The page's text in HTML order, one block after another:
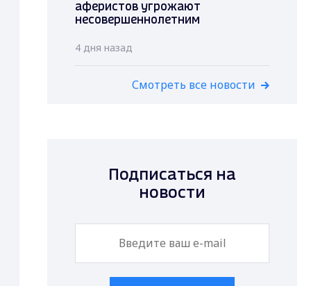
аферистов угрожают
несовершеннолетним
4 дня назад
Смотреть все новости
Подписаться на
новости